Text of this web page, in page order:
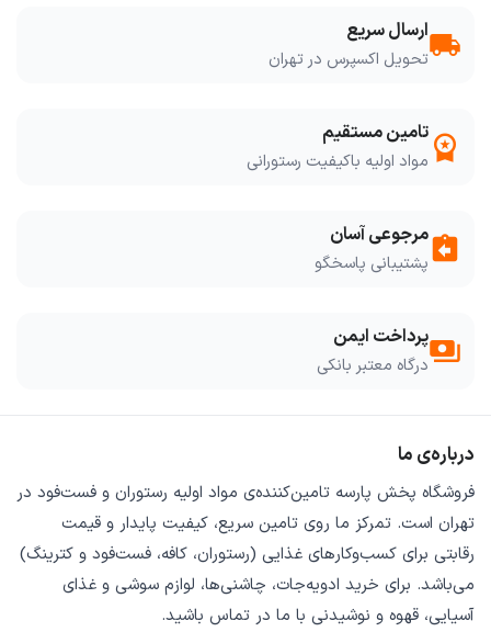
local_shippingارسال سریع
تحویل اکسپرس در تهران
workspace_premium تامین مستقیم
مواد اولیه باکیفیت رستورانی
assignment_returnمرجوعی آسان
پشتیبانی پاسخگو
paymentsپرداخت ایمن
درگاه معتبر بانکی
درباره‌ی ما
فروشگاه پخش پارسه تامین‌کننده‌ی مواد اولیه رستوران و فست‌فود در
تهران است. تمرکز ما روی تامین سریع، کیفیت پایدار و قیمت
رقابتی برای کسب‌وکارهای غذایی (رستوران، کافه، فست‌فود و کترینگ)
می‌باشد. برای خرید ادویه‌جات، چاشنی‌ها، لوازم سوشی و غذای
آسیایی، قهوه و نوشیدنی با ما در تماس باشید.